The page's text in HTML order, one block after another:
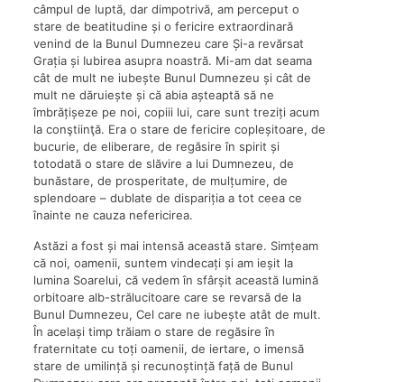
câmpul de luptă, dar dimpotrivă, am perceput o
stare de beatitudine și o fericire extraordinară
venind de la Bunul Dumnezeu care Și-a revărsat
Grația și Iubirea asupra noastră. Mi-am dat seama
cât de mult ne iubește Bunul Dumnezeu și cât de
mult ne dăruiește și că abia așteaptă să ne
îmbrățișeze pe noi, copiii lui, care sunt treziți acum
la conştiinţă. Era o stare de fericire copleșitoare, de
bucurie, de eliberare, de regăsire în spirit și
totodată o stare de slăvire a lui Dumnezeu, de
bunăstare, de prosperitate, de mulțumire, de
splendoare – dublate de dispariția a tot ceea ce
înainte ne cauza nefericirea.
Astăzi a fost și mai intensă această stare. Simțeam
că noi, oamenii, suntem vindecați și am ieșit la
lumina Soarelui, că vedem în sfârșit această lumină
orbitoare alb-strălucitoare care se revarsă de la
Bunul Dumnezeu, Cel care ne iubește atât de mult.
În același timp trăiam o stare de regăsire în
fraternitate cu toți oamenii, de iertare, o imensă
stare de umilință și recunoștință față de Bunul